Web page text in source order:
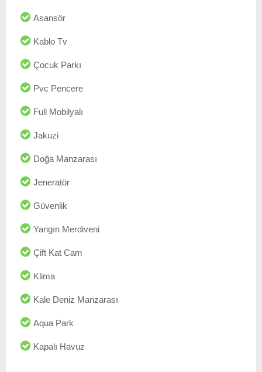
Asansör
Kablo Tv
Çocuk Parkı
Pvc Pencere
Full Mobilyalı
Jakuzi
Doğa Manzarası
Jeneratör
Güvenlik
Yangın Merdiveni
Çift Kat Cam
Klima
Kale Deniz Manzarası
Aqua Park
Kapalı Havuz